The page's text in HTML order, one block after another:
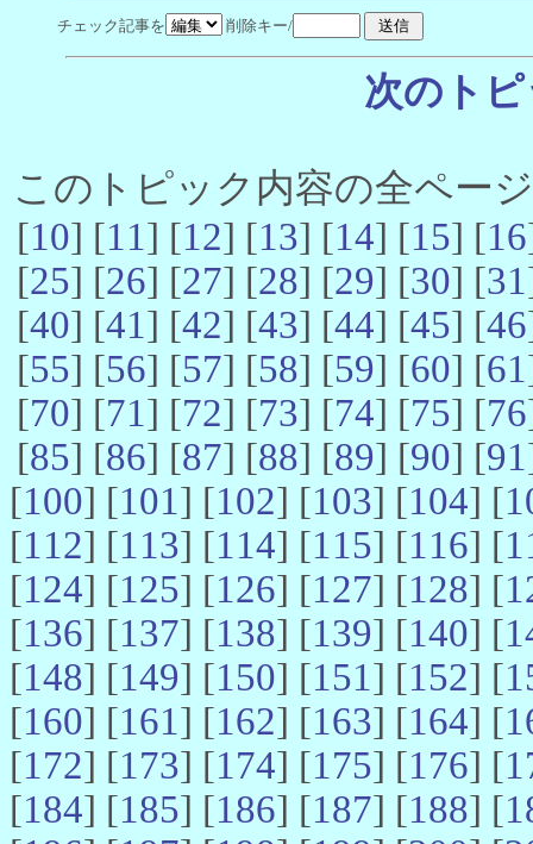
チェック記事を 削除キー/
次のト
このトピック内容の全ペー
[10] [11] [12] [13] [14] [15] [16
[25] [26] [27] [28] [29] [30] [31
[40] [41] [42] [43] [44] [45] [46
[55] [56] [57] [58] [59] [60] [61
[70] [71] [72] [73] [74] [75] [76
[85] [86] [87] [88] [89] [90] [91
[100] [101] [102] [103] [104] [
[112] [113] [114] [115] [116] [
[124] [125] [126] [127] [128] [
[136] [137] [138] [139] [140] [
[148] [149] [150] [151] [152] [
[160] [161] [162] [163] [164] [
[172] [173] [174] [175] [176] [
[184] [185] [186] [187] [188] [